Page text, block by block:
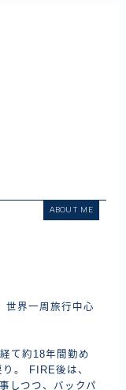
ABOUT ME
世界一周旅行中心
て約18年間勤め
。 FIRE後は、
しつつ、バックパ